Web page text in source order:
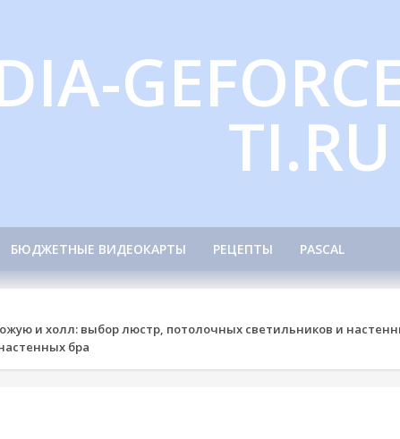
TI.RU
БЮДЖЕТНЫЕ ВИДЕОКАРТЫ РЕЦЕПТЫ PASCAL
и холл: выбор люстр, потолочных светильников и
бра